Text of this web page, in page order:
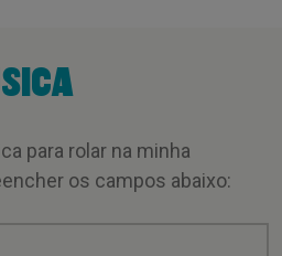
para rolar na minha
os campos abaixo: